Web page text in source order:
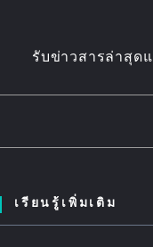
รับข่าวสารล่าสุด
เรียนรู้เพิ่มเติม